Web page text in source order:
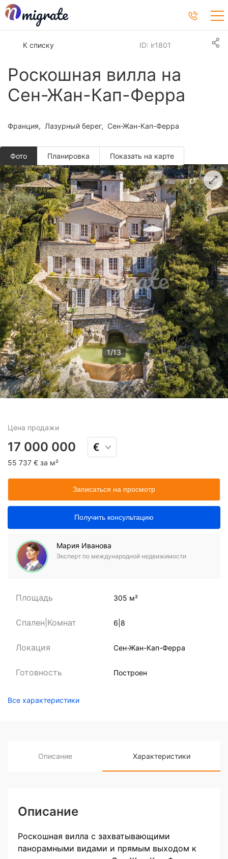
К списку
Роскошная вилла на
Сен-Жан-Кап-Ферра
ID: ir1801
Франция Лазурный берег Сен-Жан-Кап-Ферра
Фото
1/13
Планировкa Показать на карте
Цена продажи
17 000 000
55 737 € за м²
Записаться на просмотр
Получить консультацию
Мария Иванова
Эксперт по международной недвижимости
Площадь 305 м²
Спален|Комнат 6|8
Локация Сен-Жан-Кап-Ферра
Готовность Построен
Все характеристики
Описание Характеристики
Описание
Роскошная вилла с захватывающими
панорамными видами и прямым выходом к